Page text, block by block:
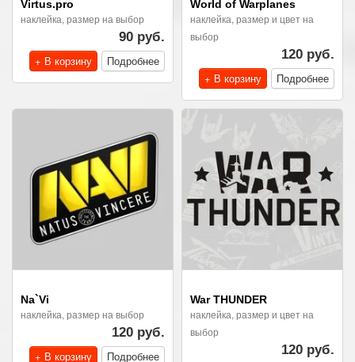
Virtus.pro
наклейка, размер на выбор
90 руб.
+ В корзину
Подробнее
World of Warplanes
наклейка, размер и цвет на
выбор
120 руб.
+ В корзину
Подробнее
Na`Vi
наклейка, размер на выбор
120 руб.
+ В корзину
Подробнее
War THUNDER
наклейка, размер и цвет на
выбор
120 руб.